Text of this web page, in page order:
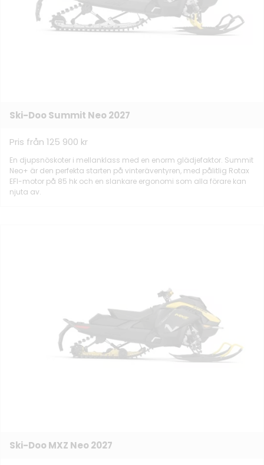
Ski-Doo Summit Neo 2027
Pris från 125 900 kr
En djupsnöskoter i mellanklass med en enorm glädjefaktor. Summit
Neo+ är den perfekta starten på vinteräventyren, med pålitlig Rotax
EFI-motor på 85 hk och en slankare ergonomi som alla förare kan
njuta av.
Ski-Doo MXZ Neo 2027